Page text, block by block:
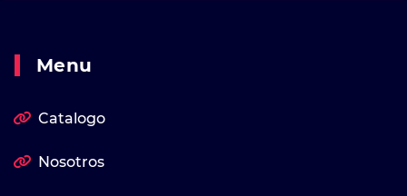
Menu
Catalogo
Nosotros